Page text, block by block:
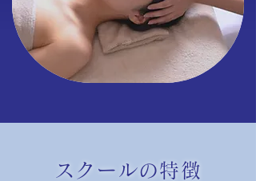
スクールの特徴